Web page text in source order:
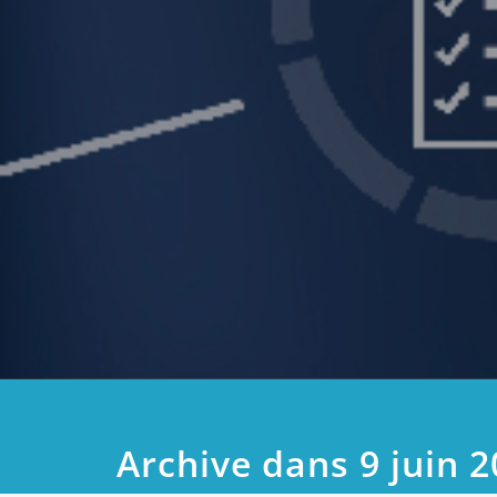
Archive dans 9 juin